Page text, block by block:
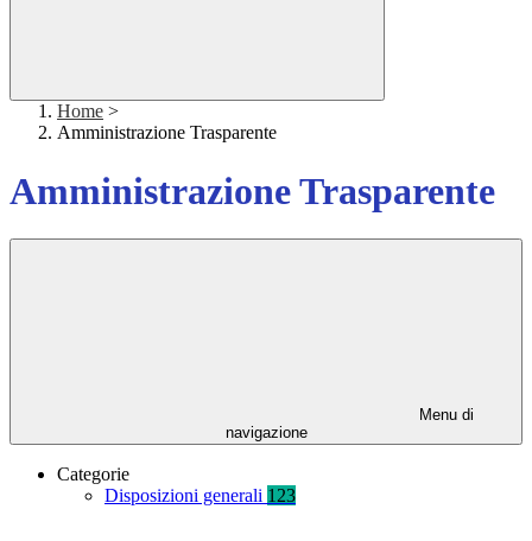
Home >
Amministrazione Trasparente
Amministrazione Trasparente
Menu di
navigazione
Categorie
Disposizioni generali 123